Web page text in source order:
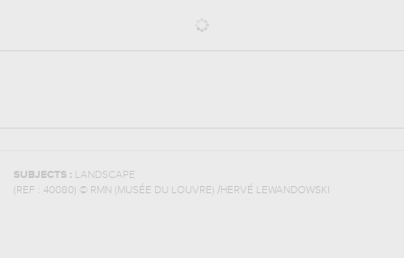
SUBJECTS : LANDSCAPE
(REF : 40080) © RMN (MUSÉE DU LOUVRE) /HERVÉ LEWANDOWSKI